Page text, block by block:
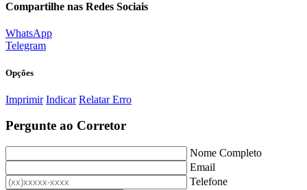
Compartilhe nas Redes Sociais
WhatsApp
Telegram
Opções
Imprimir Indicar Relatar Erro
Pergunte ao Corretor
Nome Completo
Email
Telefone